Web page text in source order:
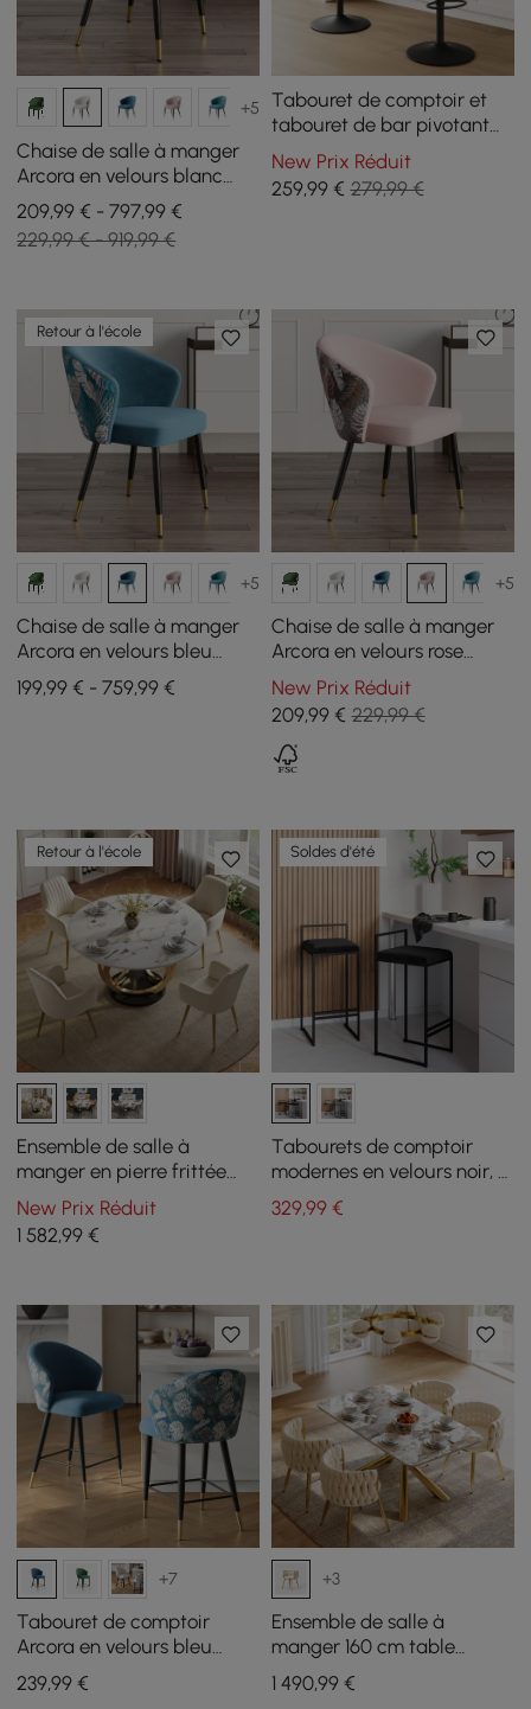
+5
Chaise de salle à manger
Arcora en velours blanc
avec rembourrage, 4
pièces
209,99 € - 797,99 €
229,99 € - 919,99 €
Tabouret de comptoir et
tabouret de bar pivotant
réglable en velours
moderne, 1 pièce
New Prix Réduit
259,99€ 279,99 €
Retour à l'école
+5
Chaise de salle à manger
Arcora en velours bleu
avec revêtement, 4 pièces
199,99 € - 759,99 €
+5
Chaise de salle à manger
Arcora en velours rose
capitonnée, 1 pièce
New Prix Réduit
209,99€ 229,99 €
Retour à l'école
Ensemble de salle à
manger en pierre frittée
ronde de style moderne
1350 mm avec 4 chaises
New Prix Réduit
1 582,99 €
Soldes d'été
Tabourets de comptoir
modernes en velours noir, 2
pièces
329,99€
+7
Tabouret de comptoir
Arcora en velours bleu
avec revêtement, 1 pièce
239,99 €
+3
Ensemble de salle à
manger 160 cm table
rectangulaire en pierre
frittée Pandora brillante
1 490,99€